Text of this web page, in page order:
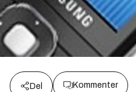
Del Kommenter